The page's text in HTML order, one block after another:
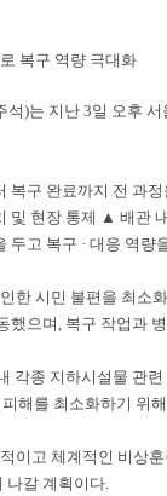
복구 역량 극대화
석)는 지난 3일 오후
복구 완료까지 전 과
및 현장 통제 ▲ 배관
두고 복구 · 대응 역량
한 시민 불편을 최소화
했으며, 복구 작업과
각종 지하시설물 관
해를 최소화하기 위
이고 체계적인 비상훈
나갈 계획이다.